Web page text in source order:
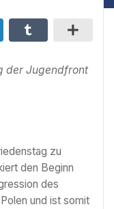
der Jugendfront
zu
den Beginn
des
und ist somit